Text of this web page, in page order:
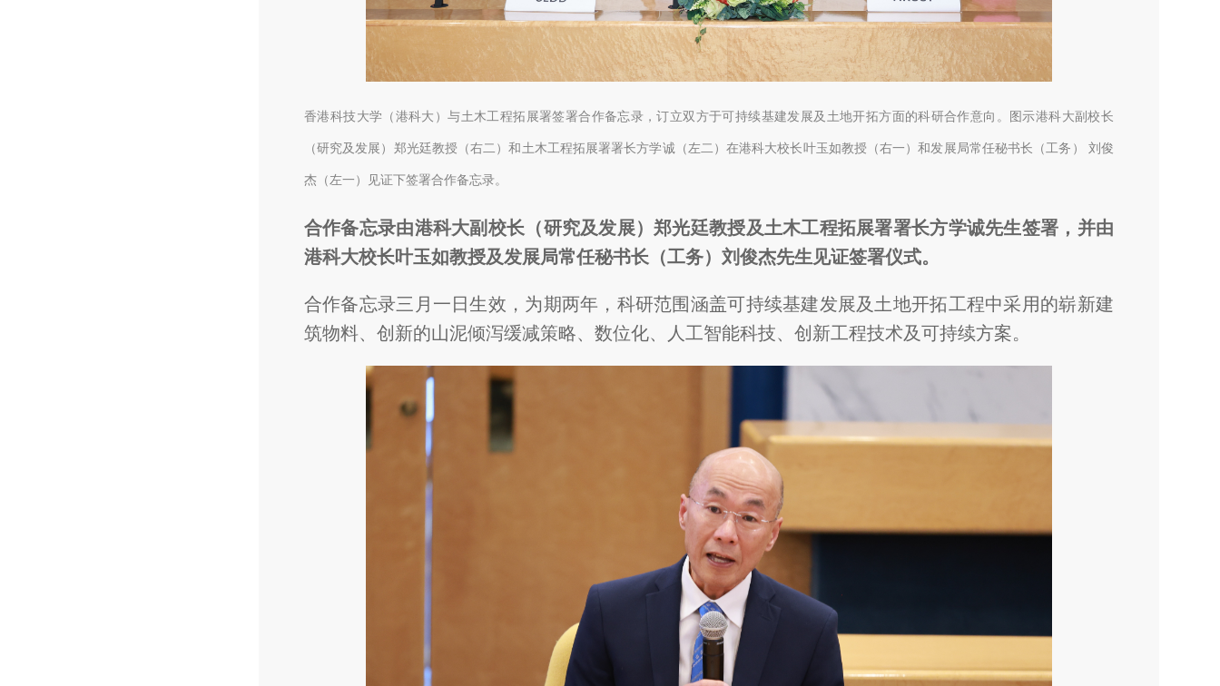
香港科技大学（港科大）与土木工程拓展署签署合作备忘录，订立双方于可持续基建发展及土地开拓方面的科研合作意向。图示港科大副校长
（研究及发展）郑光廷教授（右二）和土木工程拓展署署长方学诚（左二）在港科大校长叶玉如教授（右一）和发展局常任秘书长（工务） 刘俊
杰（左一）见证下签署合作备忘录。
合作备忘录由港科大副校长（研究及发展）郑光廷教授及土木工程拓展署署长方学诚先生签署，并由
港科大校长叶玉如教授及发展局常任秘书长（工务）刘俊杰先生见证签署仪式。
合作备忘录三月一日生效，为期两年，科研范围涵盖可持续基建发展及土地开拓工程中采用的崭新建
筑物料、创新的山泥倾泻缓减策略、数位化、人工智能科技、创新工程技术及可持续方案。